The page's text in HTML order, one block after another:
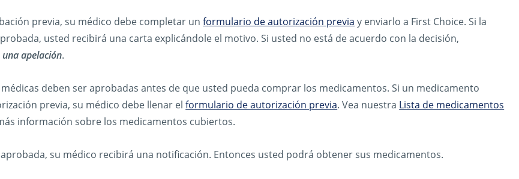
previa, su médico debe completar unformulario de autorización previa y enviarlo a First Choice. Si la
usted recibirá una carta explicándole el motivo. Si usted no está de acuerdo con la decisión,
apelación.
deben ser aprobadas antes de que usted pueda comprar los medicamentos. Si un medicamento
previa, su médico debe llenar elformulario de autorización previa. Vea nuestra Lista de medicamentos
información sobre los medicamentos cubiertos.
su médico recibirá una notificación. Entonces usted podrá obtener sus medicamentos.